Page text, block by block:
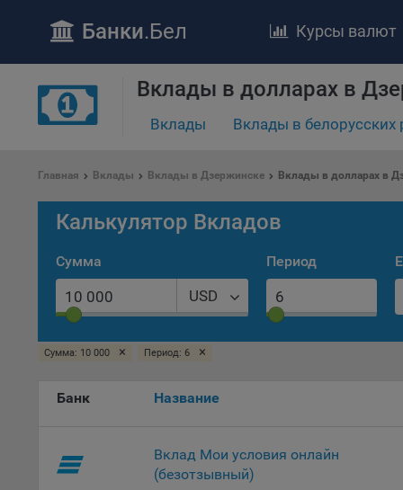
Банки.Бел Курсы валют
Вклады в долларах в
Вклады Вклады в белорусских
Главная Вклады Вклады в Дзержинске Вклады в долларах в
Калькулятор Вкладов
Сумма
USD
Период
Сумма: 10 000 × Период: 6 ×
Банк Название
Вклад Мои условия онлайн
(безотзывный)